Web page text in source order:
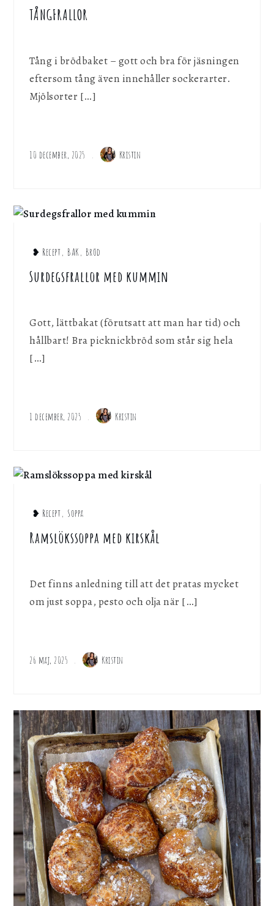
TÅNGFRALLOR
Tång i brödbaket – gott och bra för jäsningen
eftersom tång även innehåller sockerarter.
Mjölsorter […]
10 december, 2025 Kristin
❥ Recept, BAK , Bröd
Surdegsfrallor med kummin
Gott, lättbakat (förutsatt att man har tid) och
hållbart! Bra picknickbröd som står sig hela
[…]
1 december, 2025 Kristin
❥ Recept, Soppa
Ramslökssoppa med kirskål
Det finns anledning till att det pratas mycket
om just soppa, pesto och olja när […]
26 maj, 2025 Kristin